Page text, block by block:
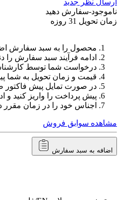
ناموجود-سفارش دهید
زمان تحویل 31 روزه
محصول را به سبد سفارش
ادامه فرآیند سبد سفارش را
درخواست شما توسط
قیمت و زمان تحویل به شما
در صورت تمایل پیش فاکتور
پیش پرداخت را واریز کنید و
اجناس خود را در زمان مقرر
مشاهده سوابق فروش
اضافه به سبد سفارش